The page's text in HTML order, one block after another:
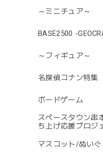
～ミニチュア～
BASE2500 -
～フィギュア～
名探偵コナン特集
ボードゲーム
スペースタウン串
ち上げ応援プロジ
マスコット/ぬい